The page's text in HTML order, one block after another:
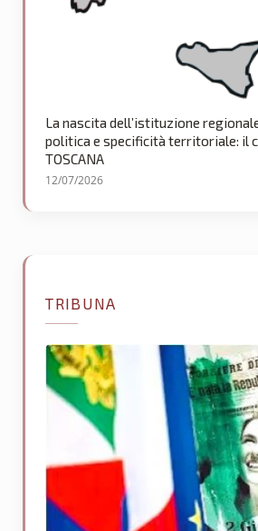
La nascita dell’istituzione
politica e specificità territoriale: il
TOSCANA
12/07/2026
TRIBUNA